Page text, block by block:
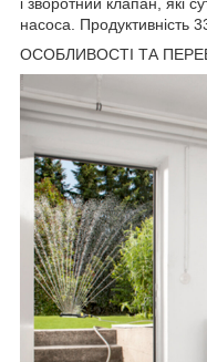
насоса. Продуктивність
ОСОБЛИВОСТІ ТА